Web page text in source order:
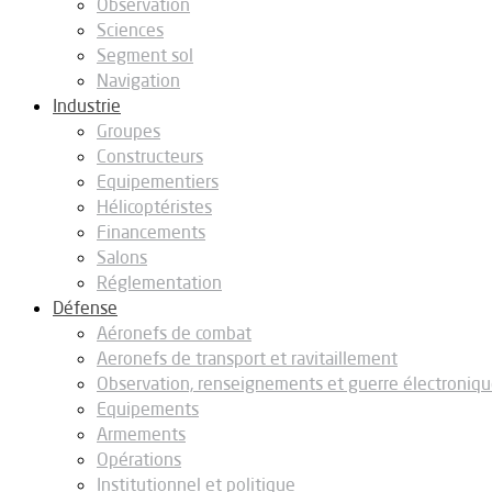
Observation
Sciences
Segment sol
Navigation
Industrie
Groupes
Constructeurs
Equipementiers
Hélicoptéristes
Financements
Salons
Réglementation
Défense
Aéronefs de combat
Aeronefs de transport et ravitaillement
Observation, renseignements et guerre
Equipements
Armements
Opérations
Institutionnel et politique